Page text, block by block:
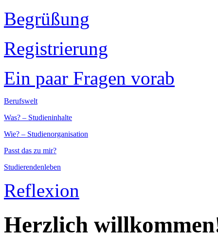
Begrüßung
Registrierung
Ein paar Fragen vorab
Berufswelt
Was? – Studieninhalte
Wie? – Studienorganisation
Passt das zu mir?
Studierendenleben
Reflexion
Herzlich